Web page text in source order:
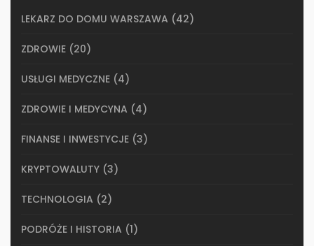
LEKARZ DO DOMU WARSZAWA (42)
ZDROWIE (20)
USŁUGI MEDYCZNE (4)
ZDROWIE I MEDYCYNA (4)
FINANSE I INWESTYCJE (3)
KRYPTOWALUTY (3)
TECHNOLOGIA (2)
PODRÓŻE I HISTORIA (1)